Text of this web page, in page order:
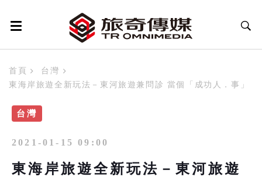
首頁
台灣
東海岸旅遊全新玩法－東河旅遊兼問診 當個「成功人．事」
台灣
2021-01-15 09:00
東海岸旅遊全新玩法－東河旅遊